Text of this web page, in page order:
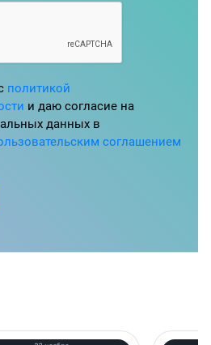
политикой
и даю согласие на
данных в
соглашением